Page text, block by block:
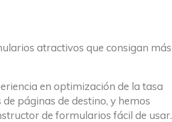
atractivos que consigan más
en optimización de la tasa
páginas de destino, y hemos
de formularios fácil de usar.